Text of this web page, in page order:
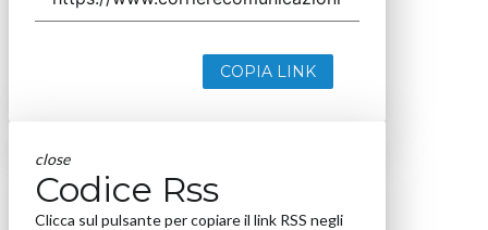
COPIA LINK
close
Codice Rss
Clicca sul pulsante per copiare il link RSS negli